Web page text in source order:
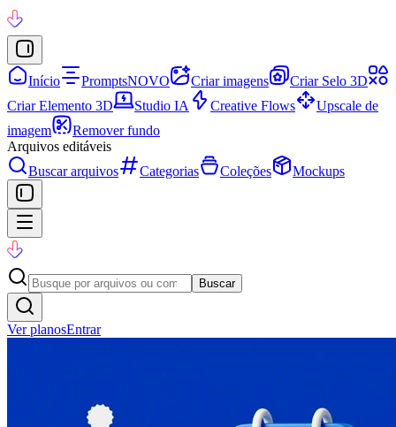
Início PromptsNOVO Criar imagens
Criar Selo 3D
Criar Elemento 3D
Studio IA Creative Flows
Upscale de
imagem
Remover fundo
Arquivos editáveis
Buscar arquivos
Categorias Coleções Mockups
Buscar
Ver planosEntrar